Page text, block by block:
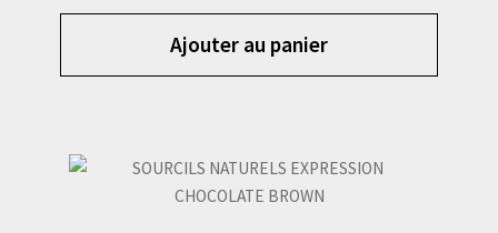
était :
Ajouter au panier